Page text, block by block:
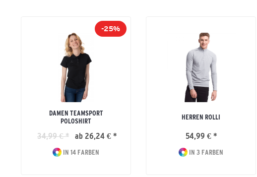
-25%
DAMEN TEAMSPORT
POLOSHIRT
34,99 € * ab 26,24 € *
IN 14 FARBEN
HERREN ROLLI
54,99 € *
IN 3 FARBEN